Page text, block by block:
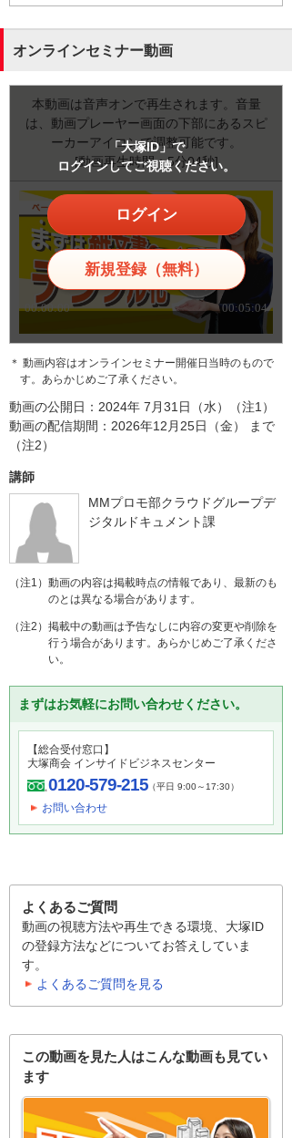
オンラインセミナー動画
本動画は音声オンで再生されます。音量
は、動画プレーヤー画面の下部にあるスピ
ーカーアイコンで調整可能です。
[動画再生時間：5分04秒]
「大塚ID」で
ログインしてご視聴ください。
ログイン
新規登録（無料）
＊ 動画内容はオンラインセミナー開催日当時のもので
す。あらかじめご了承ください。
動画の公開日：2024年 7月31日（水）（注1）
動画の配信期間：2026年12月25日（金） まで
（注2）
講師
MMプロモ部クラウドグループデ
ジタルドキュメント課
（注1）動画の内容は掲載時点の情報であり、最新のも
のとは異なる場合があります。
（注2）掲載中の動画は予告なしに内容の変更や削除を
行う場合があります。あらかじめご了承くださ
い。
まずはお気軽にお問い合わせください。
【総合受付窓口】
大塚商会 インサイドビジネスセンター
0120-579-215（平日 9:00～17:30）
お問い合わせ
よくあるご質問
動画の視聴方法や再生できる環境、大塚ID
の登録方法などについてお答えしていま
す。
よくあるご質問を見る
この動画を見た人はこんな動画も見てい
ます